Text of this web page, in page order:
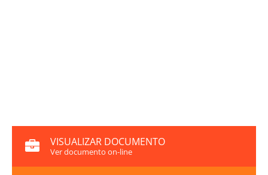
VISUALIZAR DOCUMENTO
Ver documento on-line